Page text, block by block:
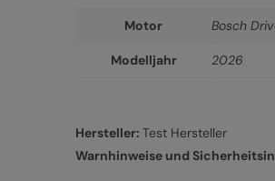
Motor Bosch
Modelljahr 2026
Hersteller: Test Hersteller
Warnhinweise und